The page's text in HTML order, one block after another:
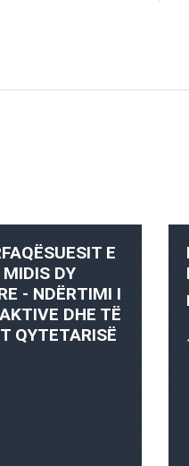
E
DY
- NDËRTIMI I
DHE TË
QYTETARISË